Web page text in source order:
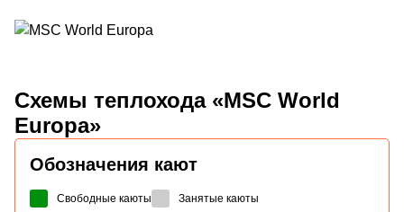
Схемы теплохода «MSC World
Europa»
Обозначения кают
Свободные каюты Занятые каюты